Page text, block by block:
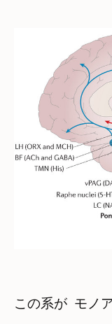
この系が  モノ